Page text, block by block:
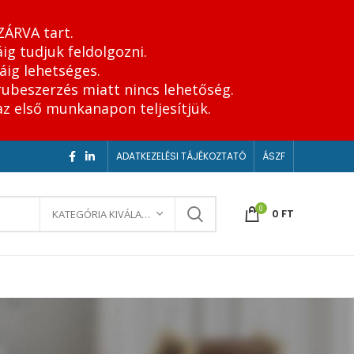
tart.
tudjuk feldolgozni.
lehetséges.
miatt nincs lehetőség.
első munkanapon teljesítjük.
ADATKEZELÉSI TÁJÉKOZTATÓ ÁSZF
KATEGÓRIA KIVÁLASZTÁSA 0 0 FT